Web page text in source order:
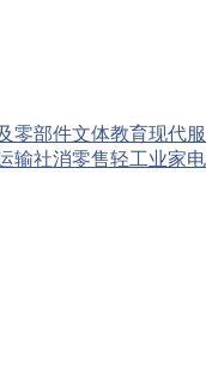
零部件文体教育现代
输社消零售轻工业家